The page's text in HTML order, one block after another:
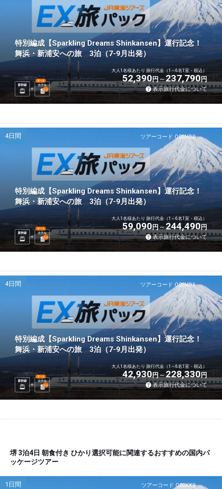
特別編成【Sparkling Dreams Shinkansen】運行記念！
舞浜・新浦安への旅 3泊（7-9月出発）
新幹線 ホテル
選べる
3泊
大人1名様あたり 旅行代金（1～6名1室・税込）
52,390円 237,790円
表示旅行代金について
ツアーコード Q02ND0
4日間
特別編成【Sparkling Dreams Shinkansen】運行記念！
舞浜・新浦安への旅 3泊（7-9月出発）
新幹線 ホテル
選べる
3泊
大人1名様あたり 旅行代金（1～6名1室・税込）
59,090円 244,490円
表示旅行代金について
ツアーコード Q02ND1
4日間
特別編成【Sparkling Dreams Shinkansen】運行記念！
舞浜・新浦安への旅 3泊（7-9月出発）
新幹線 ホテル
選べる
3泊
大人1名様あたり 旅行代金（1～6名1室・税込）
42,930円 228,330円
表示旅行代金について
堺 3泊4日 朝食付き ひかり選択可能に関連するおすすめの国内パ
ッケージツアー
ツアーコード Q02KX9
1日間